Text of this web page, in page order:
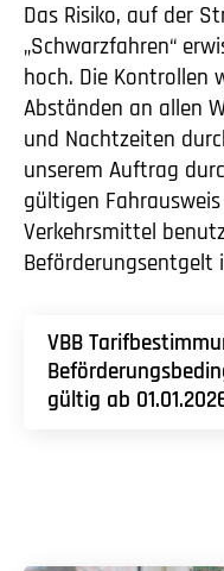
Das Risiko, auf der
„Schwarzfahren“
hoch. Die Kontrollen
Abständen an allen
und Nachtzeiten
unserem Auftrag
gültigen
Verkehrsmittel
Beförderungsentgelt
VBB
gültig ab